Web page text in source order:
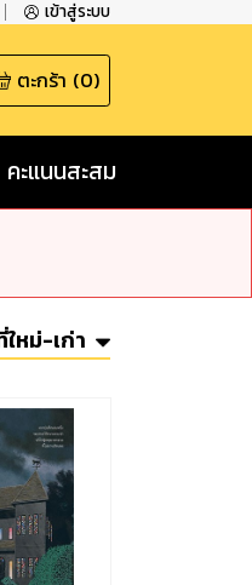
เข้าสู่ระบบ
ตะกร้า (0)
คะแนนสะสม
ใหม่-เก่า